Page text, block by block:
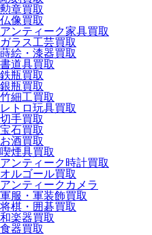
勲章買取
仏像買取
アンティーク家具買取
ガラス工芸買取
蒔絵・漆器買取
書道具買取
鉄瓶買取
銀瓶買取
竹細工買取
レトロ玩具買取
切手買取
宝石買取
お酒買取
喫煙具買取
アンティーク時計買取
オルゴール買取
アンティークカメラ
軍服・軍装飾買取
将棋・囲碁買取
和楽器買取
食器買取